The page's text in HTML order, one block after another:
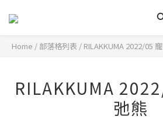
Home / 部落格列表 / RILAKKUMA 2022/05
RILAKKUMA
弛熊